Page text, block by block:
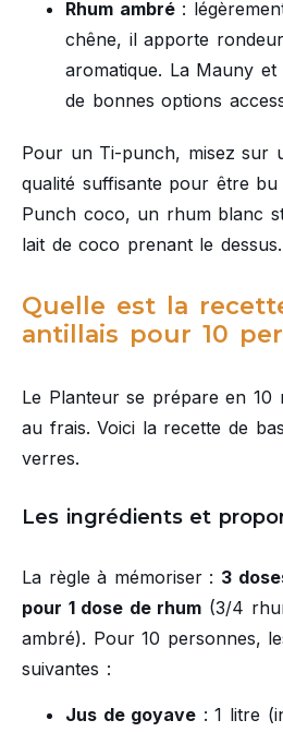
Rhum ambré:
chêne, il apporte
aromatique. La Mauny
de bonnes options
Pour un Ti-punch, misez sur
qualité suffisante pour être
Punch coco, un rhum blanc
lait de coco prenant le dessus.
Quelle est la
antillais pour 10
Le Planteur se prépare en 10
au frais. Voici la recette de
verres.
Les ingrédients et
La règle à mémoriser : 3
pour 1 dose de rhum (3/4
ambré). Pour 10 personnes,
suivantes :
Jus de goyave : 1 litre